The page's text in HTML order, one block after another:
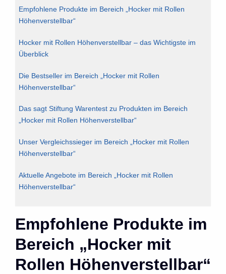
Empfohlene Produkte im Bereich „Hocker mit Rollen
Höhenverstellbar“
Hocker mit Rollen Höhenverstellbar – das Wichtigste im
Überblick
Die Bestseller im Bereich „Hocker mit Rollen
Höhenverstellbar“
Das sagt Stiftung Warentest zu Produkten im Bereich
„Hocker mit Rollen Höhenverstellbar“
Unser Vergleichssieger im Bereich „Hocker mit Rollen
Höhenverstellbar“
Aktuelle Angebote im Bereich „Hocker mit Rollen
Höhenverstellbar“
Empfohlene Produkte im
Bereich „Hocker mit
Rollen Höhenverstellbar“